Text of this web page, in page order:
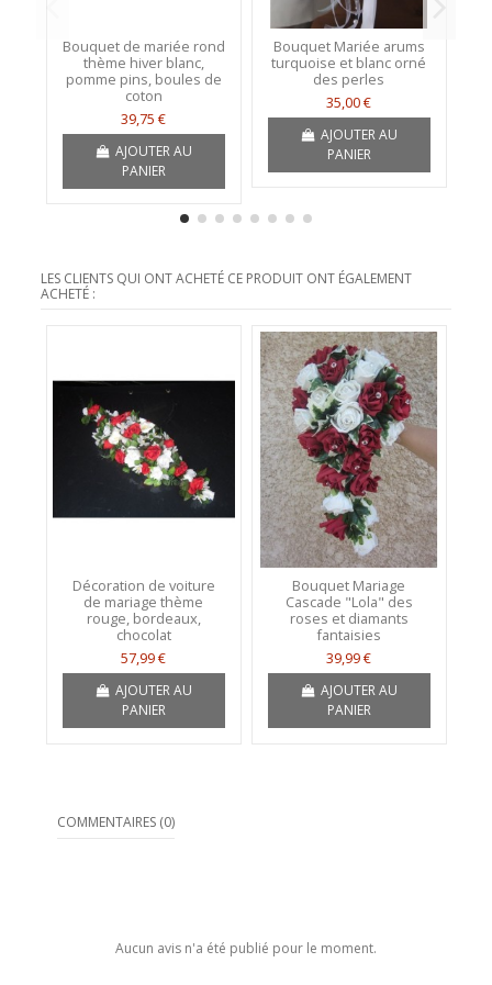
Bouquet de mariée rond
thème hiver blanc,
pomme pins, boules de
coton
39,75 €
AJOUTER AU
PANIER
Bouquet Mariée arums
turquoise et blanc orné
des perles
35,00 €
AJOUTER AU
PANIER
LES CLIENTS QUI ONT ACHETÉ CE PRODUIT ONT ÉGALEMENT
ACHETÉ :
Décoration de voiture
de mariage thème
rouge, bordeaux,
chocolat
57,99 €
AJOUTER AU
PANIER
Bouquet Mariage
Cascade "Lola" des
roses et diamants
fantaisies
39,99 €
AJOUTER AU
PANIER
COMMENTAIRES (0)
Aucun avis n'a été publié pour le moment.